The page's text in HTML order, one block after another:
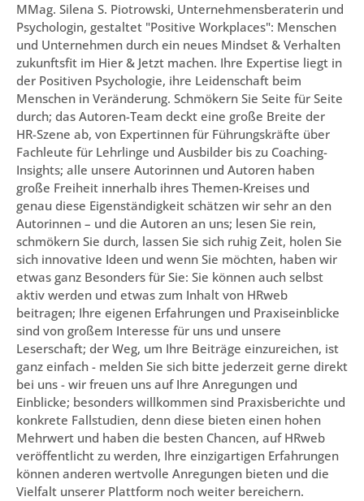
MMag. Silena S. Piotrowski, Unternehmensberaterin und
Psychologin, gestaltet "Positive Workplaces": Menschen
und Unternehmen durch ein neues Mindset & Verhalten
zukunftsfit im Hier & Jetzt machen. Ihre Expertise liegt in
der Positiven Psychologie, ihre Leidenschaft beim
Menschen in Veränderung. Schmökern Sie Seite für Seite
durch; das Autoren-Team deckt eine große Breite der
HR-Szene ab, von Expertinnen für Führungskräfte über
Fachleute für Lehrlinge und Ausbilder bis zu Coaching-
Insights; alle unsere Autorinnen und Autoren haben
große Freiheit innerhalb ihres Themen-Kreises und
genau diese Eigenständigkeit schätzen wir sehr an den
Autorinnen – und die Autoren an uns; lesen Sie rein,
schmökern Sie durch, lassen Sie sich ruhig Zeit, holen Sie
sich innovative Ideen und wenn Sie möchten, haben wir
etwas ganz Besonders für Sie: Sie können auch selbst
aktiv werden und etwas zum Inhalt von HRweb
beitragen; Ihre eigenen Erfahrungen und Praxiseinblicke
sind von großem Interesse für uns und unsere
Leserschaft; der Weg, um Ihre Beiträge einzureichen, ist
ganz einfach - melden Sie sich bitte jederzeit gerne direkt
bei uns - wir freuen uns auf Ihre Anregungen und
Einblicke; besonders willkommen sind Praxisberichte und
konkrete Fallstudien, denn diese bieten einen hohen
Mehrwert und haben die besten Chancen, auf HRweb
veröffentlicht zu werden, Ihre einzigartigen Erfahrungen
können anderen wertvolle Anregungen bieten und die
Vielfalt unserer Plattform noch weiter bereichern.